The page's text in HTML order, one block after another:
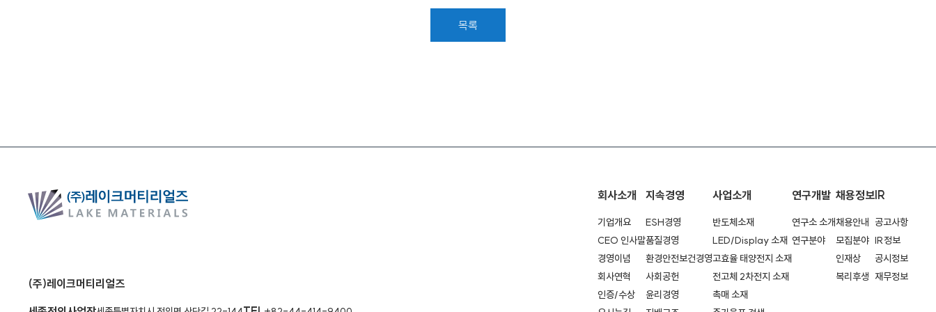
목록
(주)레이크머티리얼즈
회사소개
기업개요
CEO 인사말
경영이념
회사연혁
인증/수상
지속경영
ESH경영
품질경영
환경안전보건경영
사회공헌
윤리경영
사업소개
반도체소재
LED/Display 소재
고효율 태양전지 소재
전고체 2차전지 소재
촉매 소재
연구개발
연구소 소개
연구분야
채용정보
채용안내
모집분야
인재상
복리후생
IR
공고사항
IR정보
공시정보
재무정보